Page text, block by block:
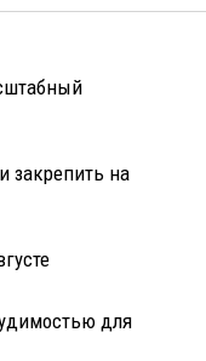
закрепить на
для